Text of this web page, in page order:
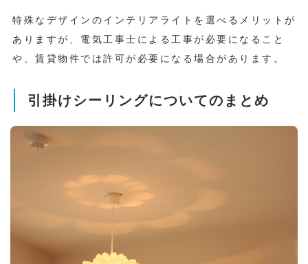
特殊なデザインのインテリアライトを選べるメリットが
ありますが、電気工事士による工事が必要になること
や、賃貸物件では許可が必要になる場合があります。
引掛けシーリングについてのまとめ